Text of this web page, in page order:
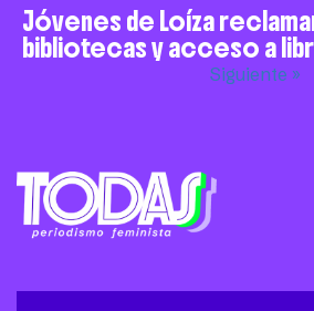
Jóvenes de Loíza
bibliotecas y acceso a
Siguiente »